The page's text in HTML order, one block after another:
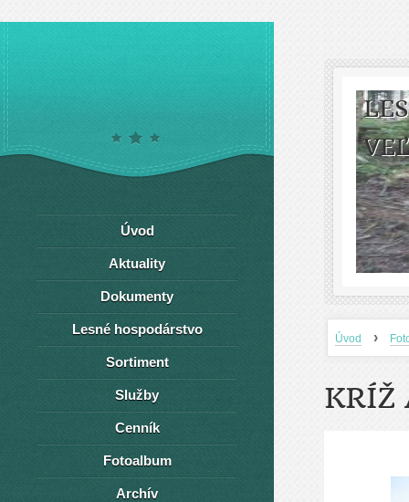
Úvod ›
KRÍŽ
Úvod
Aktuality
Dokumenty
Lesné hospodárstvo
Sortiment
Služby
Cenník
Fotoalbum
Archív